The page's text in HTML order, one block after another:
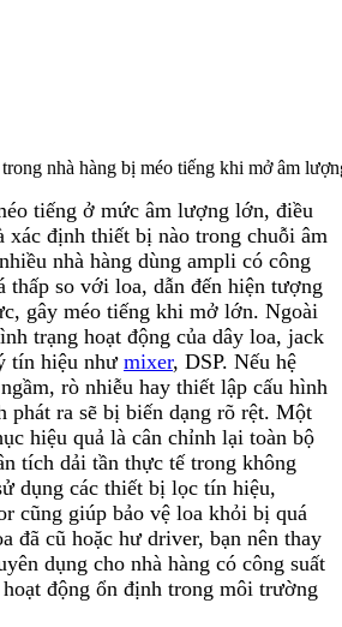
nhà hàng bị méo tiếng khi mở âm
tiếng ở mức âm lượng lớn, điều
xác định thiết bị nào trong chuỗi âm
nhà hàng dùng ampli có công
thấp so với loa, dẫn đến hiện tượng
gây méo tiếng khi mở lớn. Ngoài
trạng hoạt động của dây loa, jack
tín hiệu như mixer, DSP. Nếu hệ
rò nhiễu hay thiết lập cấu hình
phát ra sẽ bị biến dạng rõ rệt. Một
hiệu quả là cân chỉnh lại toàn bộ
tích dải tần thực tế trong không
dụng các thiết bị lọc tín hiệu,
cũng giúp bảo vệ loa khỏi bị quá
đã cũ hoặc hư driver, bạn nên thay
dụng cho nhà hàng có công suất
động ổn định trong môi trường